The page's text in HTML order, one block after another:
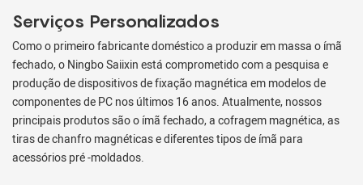
Serviços Personalizados
Como o primeiro fabricante doméstico a produzir em massa o ímã
fechado, o Ningbo Saiixin está comprometido com a pesquisa e
produção de dispositivos de fixação magnética em modelos de
componentes de PC nos últimos 16 anos. Atualmente, nossos
principais produtos são o ímã fechado, a cofragem magnética, as
tiras de chanfro magnéticas e diferentes tipos de ímã para
acessórios pré -moldados.